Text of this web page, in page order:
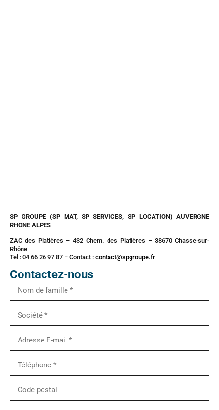
SP GROUPE (SP MAT, SP SERVICES, SP LOCATION) AUVERGNE
RHONE ALPES
ZAC des Platières – 432 Chem. des Platières – 38670 Chasse-sur-
Rhône
Tel : 04 66 26 97 87 – Contact : contact@spgroupe.fr
Contactez-nous